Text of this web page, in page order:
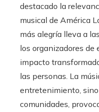
destacado la
musical de América
más alegría lleva a
los organizadores de
impacto
las personas. La
entretenimiento,
comunidades,